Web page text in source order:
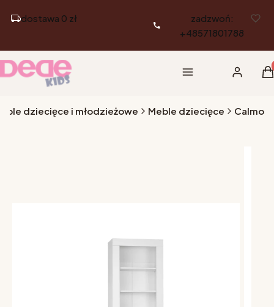
dostawa 0 zł
zadzwoń:
+48571801788
Menu Zaloguj się
dziecięce i młodzieżowe Meble dziecięce Calmo